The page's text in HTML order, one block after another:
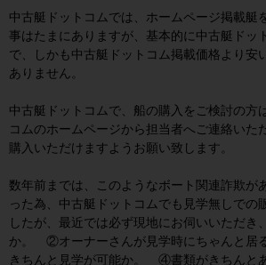
中古艇ドットコムでは、ホームページ掲載艇
事はたまにありますが、基本的に中古艇ドッ
で、しかも中古艇ドットコム掲載価格より安
ありません。
中古艇ドットコムで、船の購入をご検討の方
コムのホームページから担当者へご連絡いた
購入いただけますようお願い致します。
数年前までは、このようなボート関連詐欺が
った為、中古艇ドットコムでも見学無しでの
したが、最近では必ず現地にお伺いいただ
か。 ②オーナーさんが見学時にちゃんと
きちんと見学が可能か。 ④書類がきちん